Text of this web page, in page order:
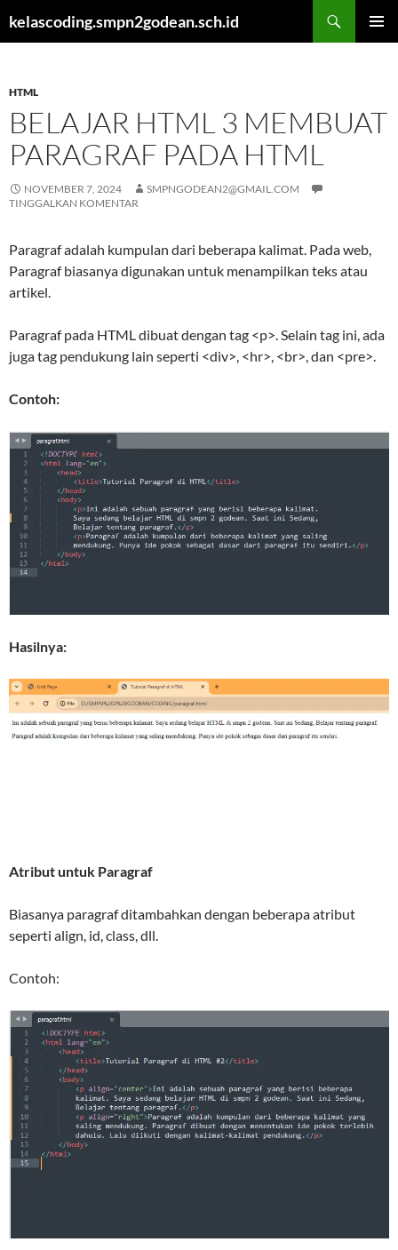
kelascoding.smpn2godean.sch.id
HTML
BELAJAR HTML 3 MEMBUAT
PARAGRAF PADA HTML
NOVEMBER 7, 2024
SMPNGODEAN2@GMAIL.COM
TINGGALKAN KOMENTAR
Paragraf adalah kumpulan dari beberapa kalimat. Pada web,
Paragraf biasanya digunakan untuk menampilkan teks atau
artikel.
Paragraf pada HTML dibuat dengan tag <p>. Selain tag ini, ada
juga tag pendukung lain seperti <div>, <hr>, <br>, dan <pre>.
Contoh:
Hasilnya:
Atribut untuk Paragraf
Biasanya paragraf ditambahkan dengan beberapa atribut
seperti align, id, class, dll.
Contoh: